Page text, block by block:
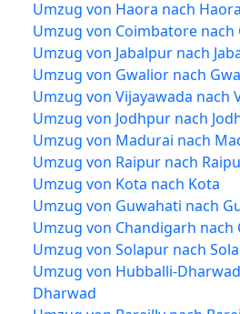
Umzug von Haora nach Haora
Umzug von Coimbatore
Umzug von Jabalpur nach
Umzug von Gwalior nach
Umzug von Vijayawada nach
Umzug von Jodhpur nach
Umzug von Madurai nach
Umzug von Raipur nach
Umzug von Kota nach Kota
Umzug von Guwahati nach
Umzug von Chandigarh nach
Umzug von Solapur nach
Umzug von Hubballi-
Dharwad